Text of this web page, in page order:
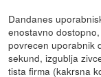
Dandanes
enostavno
povrecen uporabnik
sekund, izgublja
tista firma (kakrsna